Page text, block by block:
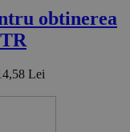
obtinerea
Lei